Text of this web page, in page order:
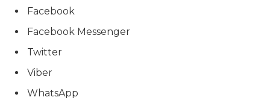
Facebook
Facebook Messenger
Twitter
Viber
WhatsApp